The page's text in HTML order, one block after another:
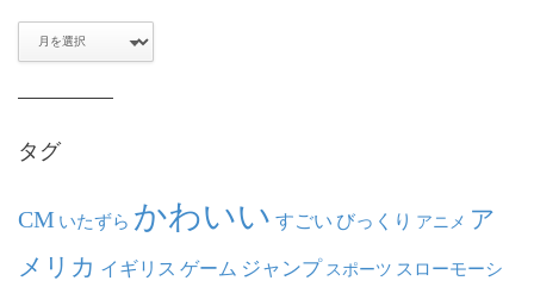
タグ
CM いたずら かわいい すごい びっくり アニメ ア
メリカ イギリス ゲーム ジャンプ スポーツ スローモーシ